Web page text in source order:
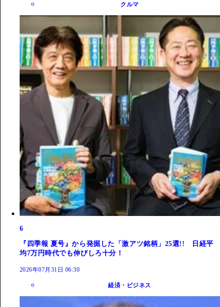
クルマ
6
『四季報 夏号』から発掘した「激アツ銘柄」25選!! 日経平
均7万円時代でも伸びしろ十分！
2026年07月31日 06:30
経済・ビジネス